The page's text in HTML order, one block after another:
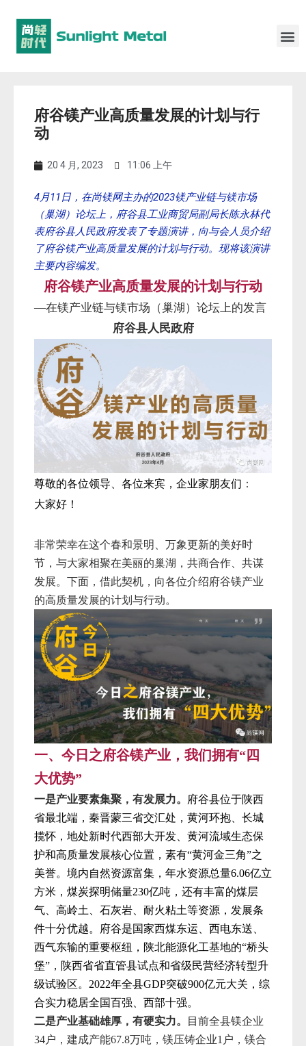
府谷镁产业高质量发展的计划与行
动
20 4 月, 2023 11:06 上午
4月11日，在尚镁网主办的2023镁产业链与镁市场
（巢湖）论坛上，府谷县工业商贸局副局长陈永林代
表府谷县人民政府发表了专题演讲，向与会人员介绍
了府谷镁产业高质量发展的计划与行动。现将该演讲
主要内容编发。
府谷镁产业高质量发展的计划与行动
—在镁产业链与镁市场（巢湖）论坛上的发言
府谷县人民政府
尊敬的各位领导、各位来宾，企业家朋友们 ：
大家好！
非常荣幸在这个春和景明、万象更新的美好时
节，与大家相聚在美丽的巢湖，共商合作、共谋
发展。下面，借此契机，向各位介绍府谷镁产业
的高质量发展的计划与行动。
一、今日之府谷镁产业，我们拥有“四
大优势”
一是产业要素集聚，有发展力。
府谷县位于陕西
省最北端，秦晋蒙三省交汇处，黄河环抱、长城
揽怀，地处新时代西部大开发、黄河流域生态保
护和高质量发展核心位置，素有“黄河金三角”之
美誉。境内自然资源富集，年水资源总量6.06亿立
方米，煤炭探明储量230亿吨，还有丰富的煤层
气、高岭土、石灰岩、耐火粘土等资源，发展条
件十分优越。府谷是国家西煤东运、西电东送、
西气东输的重要枢纽，陕北能源化工基地的“桥头
堡”，陕西省省直管县试点和省级民营经济转型升
级试验区。2022年全县GDP突破900亿元大关，综
合实力稳居全国百强、西部十强。
二是产业基础雄厚，有硬实力。
目前全县镁企业
34户， 建成产能67.8万吨 ，镁压铸企业1户，镁合